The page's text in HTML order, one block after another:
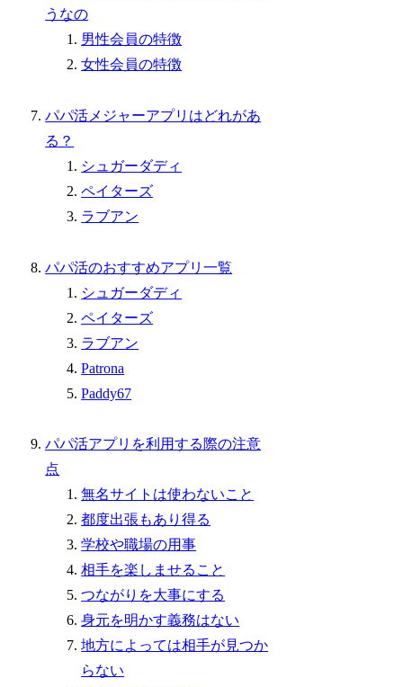
うなの
男性会員の特徴
女性会員の特徴
パパ活メジャーアプリはどれがあ
る？
シュガーダディ
ペイターズ
ラブアン
パパ活のおすすめアプリ一覧
シュガーダディ
ペイターズ
ラブアン
Patrona
Paddy67
パパ活アプリを利用する際の注意
点
無名サイトは使わないこと
都度出張もあり得る
学校や職場の用事
相手を楽しませること
つながりを大事にする
身元を明かす義務はない
地方によっては相手が見つか
らない